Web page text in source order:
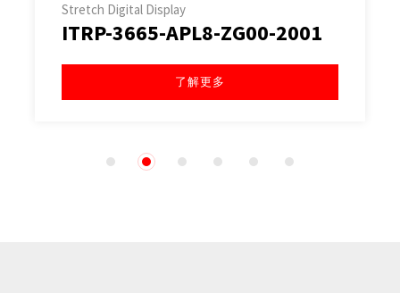
Stretch Digital Display
5846-Y
了解更多
2